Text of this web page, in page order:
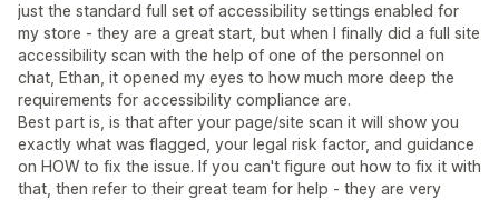
just the standard full set of accessibility settings enabled for
my store - they are a great start, but when I finally did a full site
accessibility scan with the help of one of the personnel on
chat, Ethan, it opened my eyes to how much more deep the
requirements for accessibility compliance are.
Best part is, is that after your page/site scan it will show you
exactly what was flagged, your legal risk factor, and guidance
on HOW to fix the issue. If you can't figure out how to fix it with
that, then refer to their great team for help - they are very